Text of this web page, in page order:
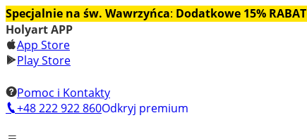
Specjalnie na św. Wawrzyńca: Dodatkowe 15%
Holyart APP
App Store
Play Store
Pomoc i Kontakty
+48 222 922 860Odkryj premium